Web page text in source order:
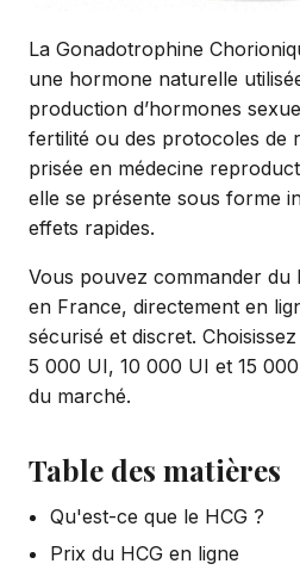
La Gonadotrophine
une hormone naturelle
production d’hormones
fertilité ou des protocoles de
prisée en médecine
elle se présente sous forme
effets rapides.
Vous pouvez commander du
en France, directement en
sécurisé et discret.
5 000 UI, 10 000 UI et 15
du marché.
Table des matières
Qu'est-ce que le HCG ?
Prix du HCG en ligne